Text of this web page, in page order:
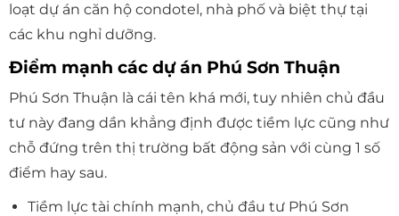
loạt dự án căn hộ condotel, nhà phố và biệt thự tại
các khu nghỉ dưỡng.
Điểm mạnh các dự án Phú Sơn Thuận
Phú Sơn Thuận là cái tên khá mới, tuy nhiên chủ đầu
tư này đang dần khẳng định được tiềm lực cũng như
chỗ đứng trên thị trường bất động sản với cùng 1 số
điểm hay sau.
Tiềm lực tài chính mạnh, chủ đầu tư Phú Sơn